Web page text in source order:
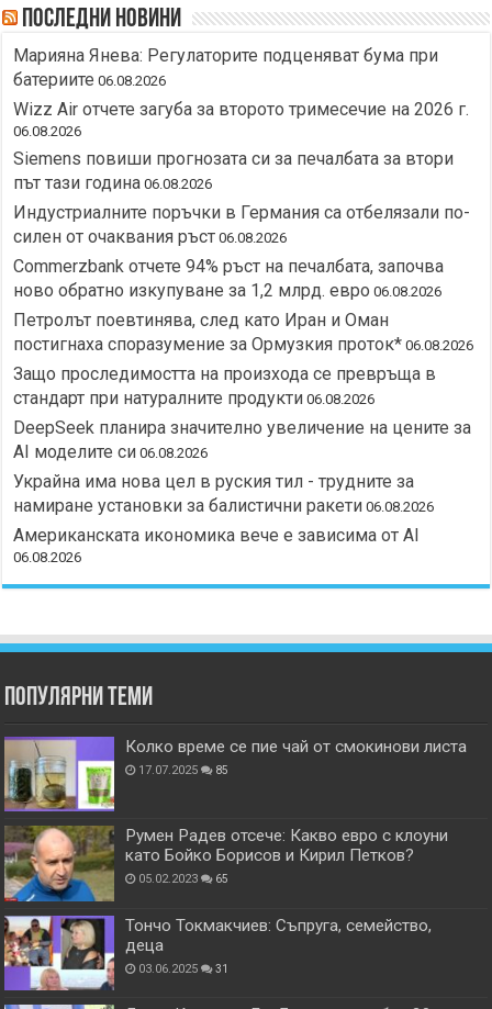
Последни новини
Марияна Янева: Регулаторите подценяват бума при
батериите 06.08.2026
Wizz Air отчете загуба за второто тримесечие на 2026 г.
06.08.2026
Siemens повиши прогнозата си за печалбата за втори
път тази година 06.08.2026
Индустриалните поръчки в Германия са отбелязали по-
силен от очаквания ръст 06.08.2026
Commerzbank отчете 94% ръст на печалбата, започва
ново обратно изкупуване за 1,2 млрд. евро 06.08.2026
Петролът поевтинява, след като Иран и Оман
постигнаха споразумение за Ормузкия проток* 06.08.2026
Защо проследимостта на произхода се превръща в
стандарт при натуралните продукти 06.08.2026
DeepSeek планира значително увеличение на цените за
AI моделите си 06.08.2026
Украйна има нова цел в руския тил - трудните за
намиране установки за балистични ракети 06.08.2026
Американската икономика вече е зависима от АІ
06.08.2026
Популярни теми
Колко време се пие чай от смокинови листа
17.07.2025 85
Румен Радев отсече: Какво евро с клоуни
като Бойко Борисов и Кирил Петков?
05.02.2023 65
Тончо Токмакчиев: Съпруга, семейство,
деца
03.06.2025 31